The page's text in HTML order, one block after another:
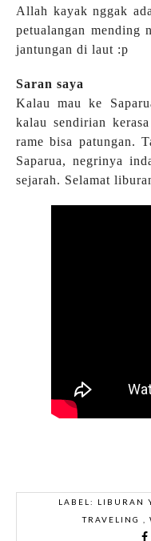
Allah kayak nggak
petualangan mending
jantungan di laut :p
Saran saya
Kalau mau ke
kalau sendirian
rame bisa patungan.
Saparua, negrinya
sejarah. Selamat
LABEL: LIBURAN
TRAVELING